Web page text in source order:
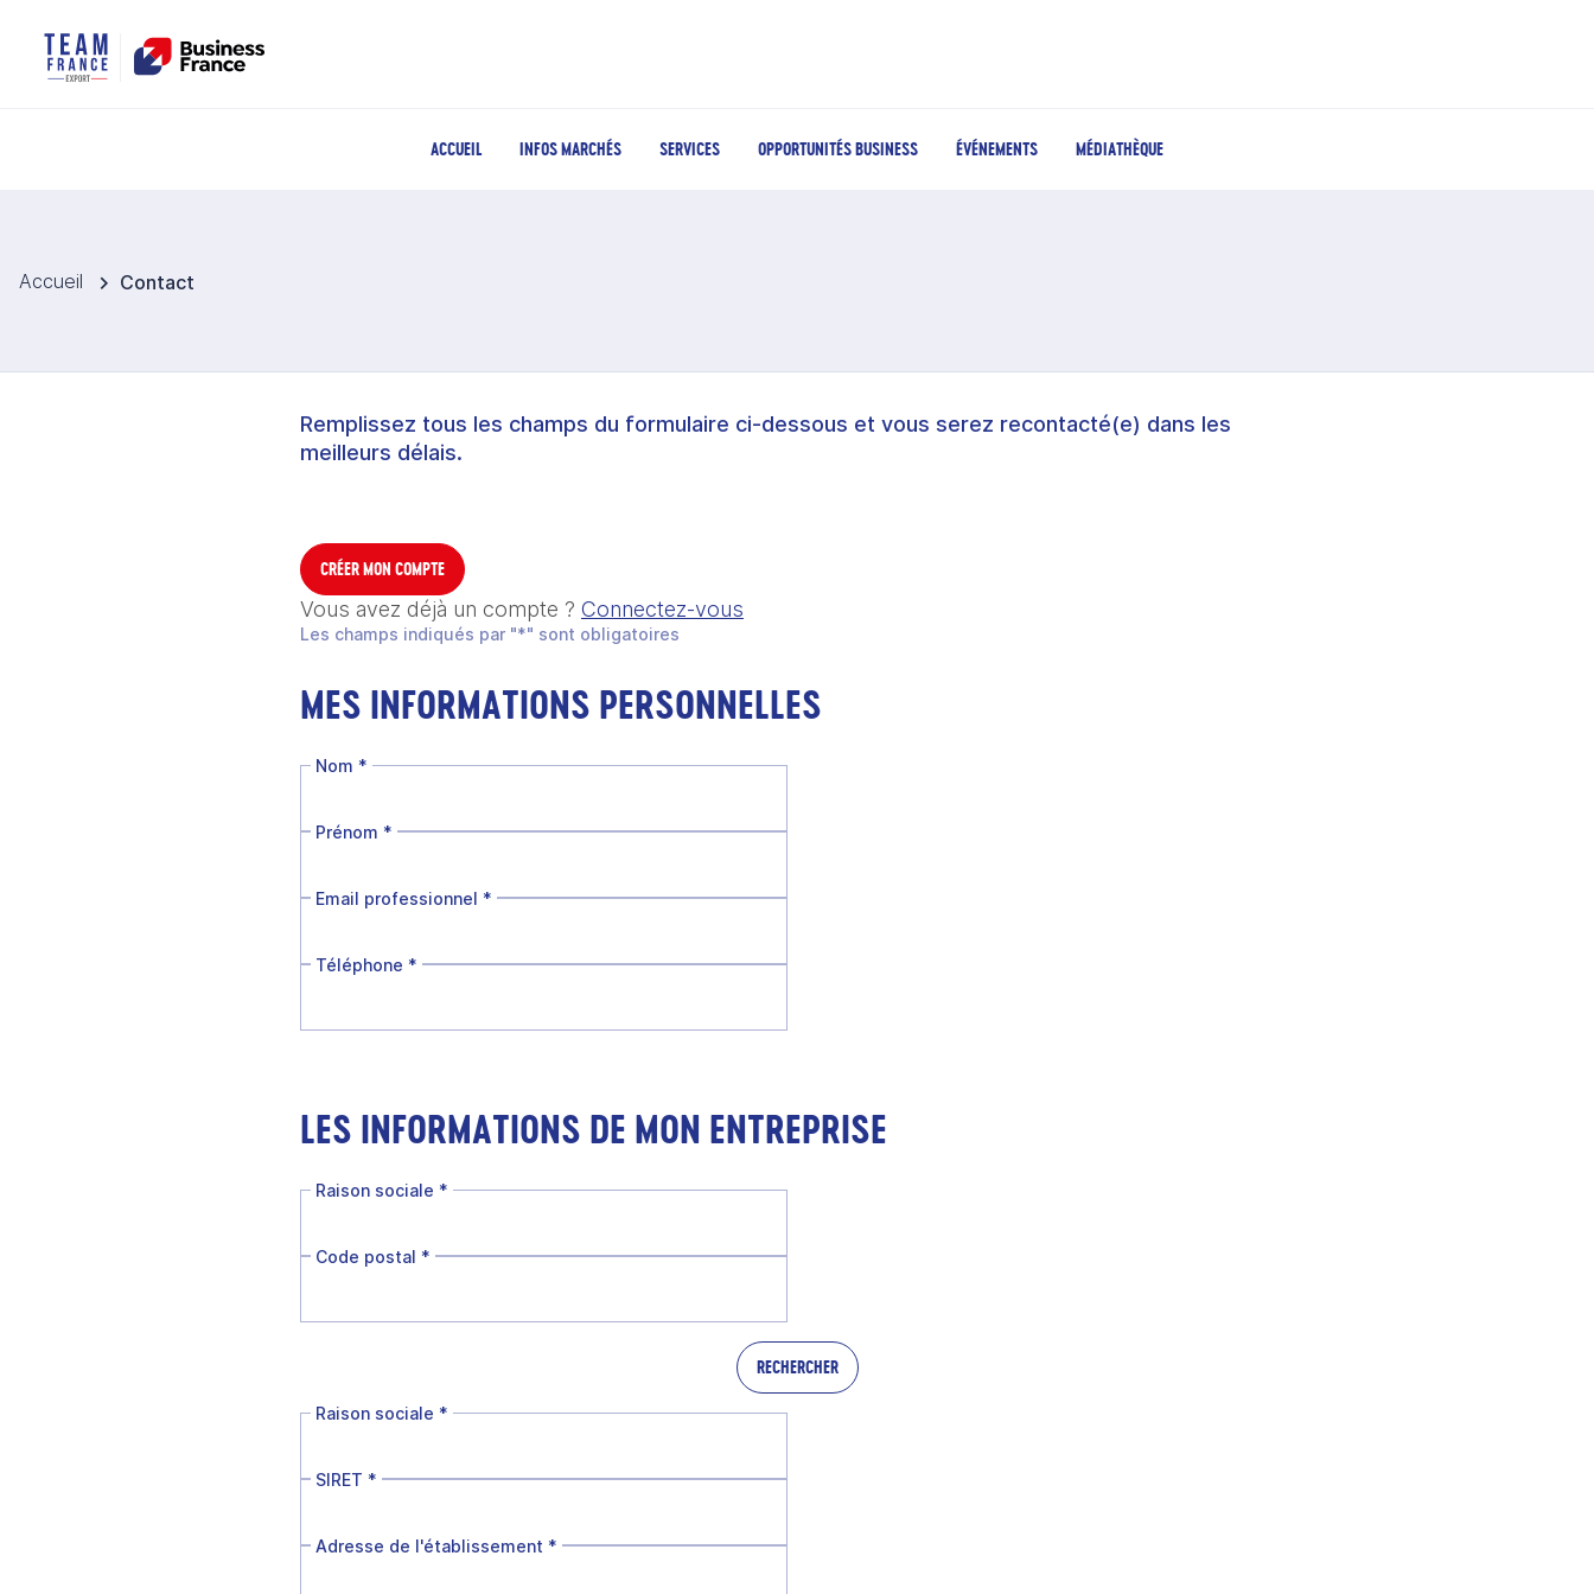
ACCUEIL INFOS MARCHÉS SERVICES OPPORTUNITÉS BUSINESS ÉVÉNEMENTS MÉDIATHÈQUE
Accueil Contact
Remplissez tous les champs du formulaire ci-dessous et vous serez recontacté(e) dans les
meilleurs délais.
CRÉER MON COMPTE
Vous avez déjà un compte ? Connectez-vous
Les champs indiqués par "*" sont obligatoires
MES INFORMATIONS PERSONNELLES
Nom *
Prénom *
Email professionnel *
Téléphone *
LES INFORMATIONS DE MON ENTREPRISE
Raison sociale *
Code postal *
RECHERCHER
Raison sociale *
SIRET *
Adresse de l'établissement *